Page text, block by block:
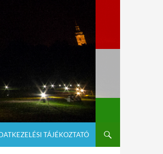
TÁJÉKOZTATÓ